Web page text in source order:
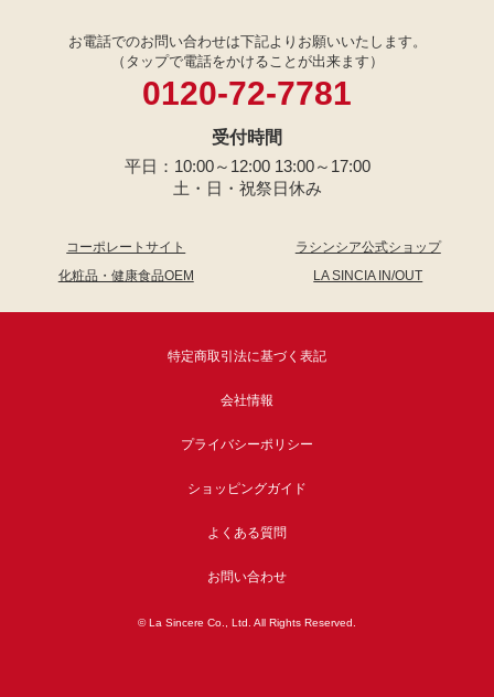
お電話でのお問い合わせは下記よりお願いいたします。
（タップで電話をかけることが出来ます）
0120-72-7781
受付時間
平日：10:00～12:00 13:00～17:00
土・日・祝祭日休み
コーポレートサイト
ラシンシア公式ショップ
化粧品・健康食品OEM
LA SINCIA IN/OUT
特定商取引法に基づく表記
会社情報
プライバシーポリシー
ショッピングガイド
よくある質問
お問い合わせ
© La Sincere Co., Ltd. All Rights Reserved.